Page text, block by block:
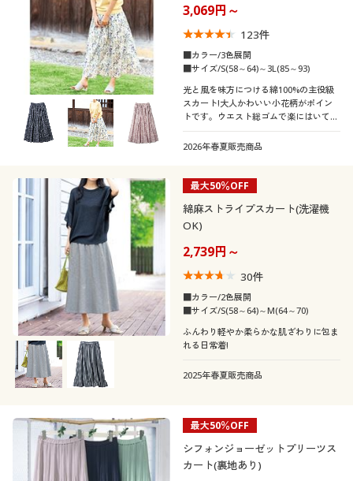
サポート
ご利用ガイド
よくある質問とお問い合わせ
ベーシック
20代 30代
40代 50代
60代
シーズン
夏 春
秋 冬
価格 ～ 円
閉じる
3,069円～
123件
■カラー/3色展開
■サイズ/S(58～64)～3L(85～93)
光と風を味方につける綿100%の主役級
スカート!大人かわいい小花柄がポイン
トです。ウエスト総ゴムで楽にはいてい
ただけます。
2026年春夏販売商品
最大50％OFF
綿麻ストライプスカート(洗濯機
OK)
2,739円～
30件
■カラー/2色展開
■サイズ/S(58～64)～M(64～70)
ふんわり軽やか柔らかな肌ざわりに包ま
れる日常着!
2025年春夏販売商品
最大50％OFF
シフォンジョーゼットプリーツス
カート(裏地あり)